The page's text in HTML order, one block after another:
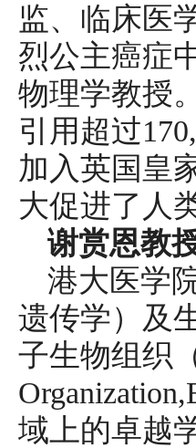
监、临床医
烈公主癌症
物理学教授
引用超过
加入英国皇
大促进了人
谢赏恩教
港大医学
遗传学）及
子生物组织
域上的卓越